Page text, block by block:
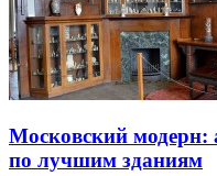
Московский
по лучшим зданиям